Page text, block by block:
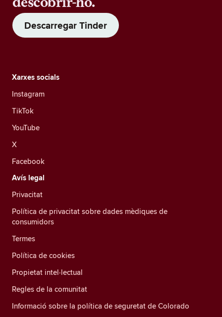
Descarregar Tinder
Xarxes socials
Instagram
TikTok
YouTube
X
Facebook
Avís legal
Privacitat
Política de privacitat sobre dades mèdiques de
consumidors
Termes
Política de cookies
Propietat intel·lectual
Regles de la comunitat
Informació sobre la política de seguretat de Colorado